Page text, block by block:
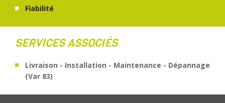
Fiabilité
SERVICES ASSOCIÉS
Livraison - Installation - Maintenance - Dépannage
(Var 83)